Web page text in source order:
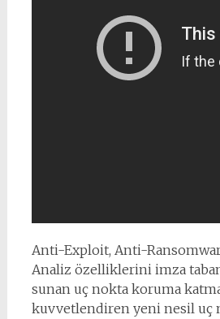
Anti-Exploit, Anti-
Analiz özelliklerini imza
sunan uç nokta koruma
kuvvetlendiren yeni nesil uç